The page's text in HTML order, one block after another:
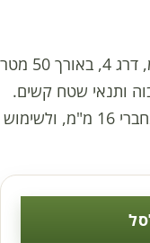
צינור השקיה שחור איכותי בקוטר 16 מ"מ, דרג 4, באורך 50 מטר
ותנאי שטח קשים.
מתאים להשקיה בטפטוף, לחיבורים עם מחברי 16 מ"מ, ולשימוש